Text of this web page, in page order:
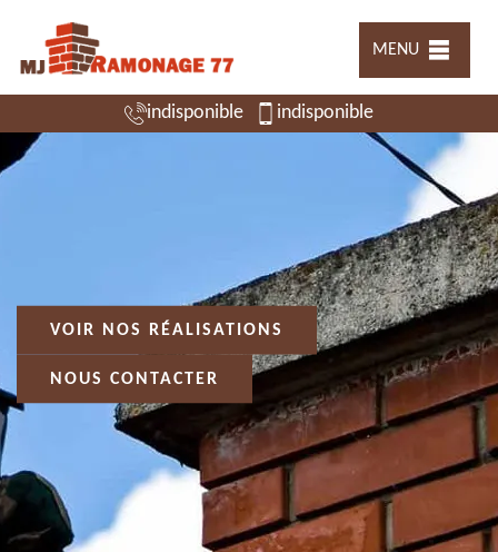
MENU
indisponible indisponible
VOIR NOS RÉALISATIONS
NOUS CONTACTER